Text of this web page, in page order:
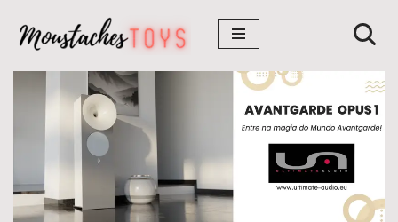
Avançar
para
conteúdo